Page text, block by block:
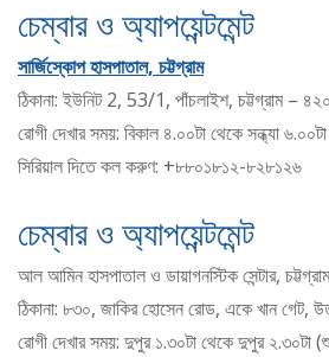
চেম্বার ও অ্যাপয়েন্টমেন্ট
সার্জিস্কোপ হাসপাতাল, চট্টগ্রাম
ঠিকানা: ইউনিট 2, 53/1, পাঁচলাইশ, চট্টগ্রাম –
রোগী দেখার সময়: বিকাল ৪.০০টা থেকে সন্ধ্যা
সিরিয়াল দিতে কল করুণ: +৮৮০১৮১২-৮২৮১২৬
চেম্বার ও অ্যাপয়েন্টমেন্ট
আল আমিন হাসপাতাল ও ডায়াগনস্টিক সেন্টার, চট্টগ্রাম
ঠিকানা: ৮৩০, জাকির হোসেন রোড, একে খান গেট,
রোগী দেখার সময়: দুপুর ১.৩০টা থেকে দুপুর ২.৩০টা